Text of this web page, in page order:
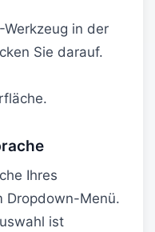
Werkzeug in der
Sie darauf.
Ihres
Dropdown-Menü.
ist